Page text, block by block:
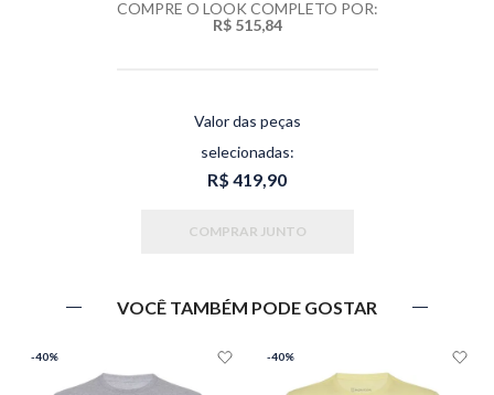
COMPRE O LOOK COMPLETO POR:
R$ 515,84
Valor das peças
selecionadas:
R$ 419,90
COMPRAR JUNTO
VOCÊ TAMBÉM PODE GOSTAR
-40% -40%